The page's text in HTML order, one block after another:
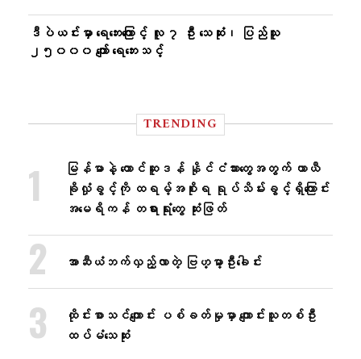
ဒီပဲယင်းမှာ ရေဘေးကြောင့် လူ ၇ ဦး သေဆုံး၊ ပြည်သူ
၂၅၀၀၀ ကျော် ရေဘေးသင့်
TRENDING
မြန်မာနဲ့ တောင်ဆူဒန် နိုင်ငံသားတွေအတွက် ယာယီ
ခိုလှုံခွင့်ကို ထရမ့်အစိုးရ ရုပ်သိမ်းခွင့်ရှိကြောင်း
အမေရိကန် တရားရုံးတွေ ဆုံးဖြတ်
အာဆီယံဘက်လှည့်လာတဲ့ ဗြဟ္မာ့ဦးခေါင်း
ထိုင်းစာသင်ကျောင်း ပစ်ခတ်မှုမှာ ကျောင်းသူတစ်ဦး
ထပ်မံသေဆုံး